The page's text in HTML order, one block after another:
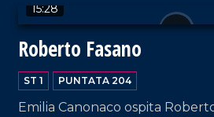
15:28
Roberto Fasano
ST 1 PUNTATA 204
Emilia Canonaco ospita
VAI AL TITOLO